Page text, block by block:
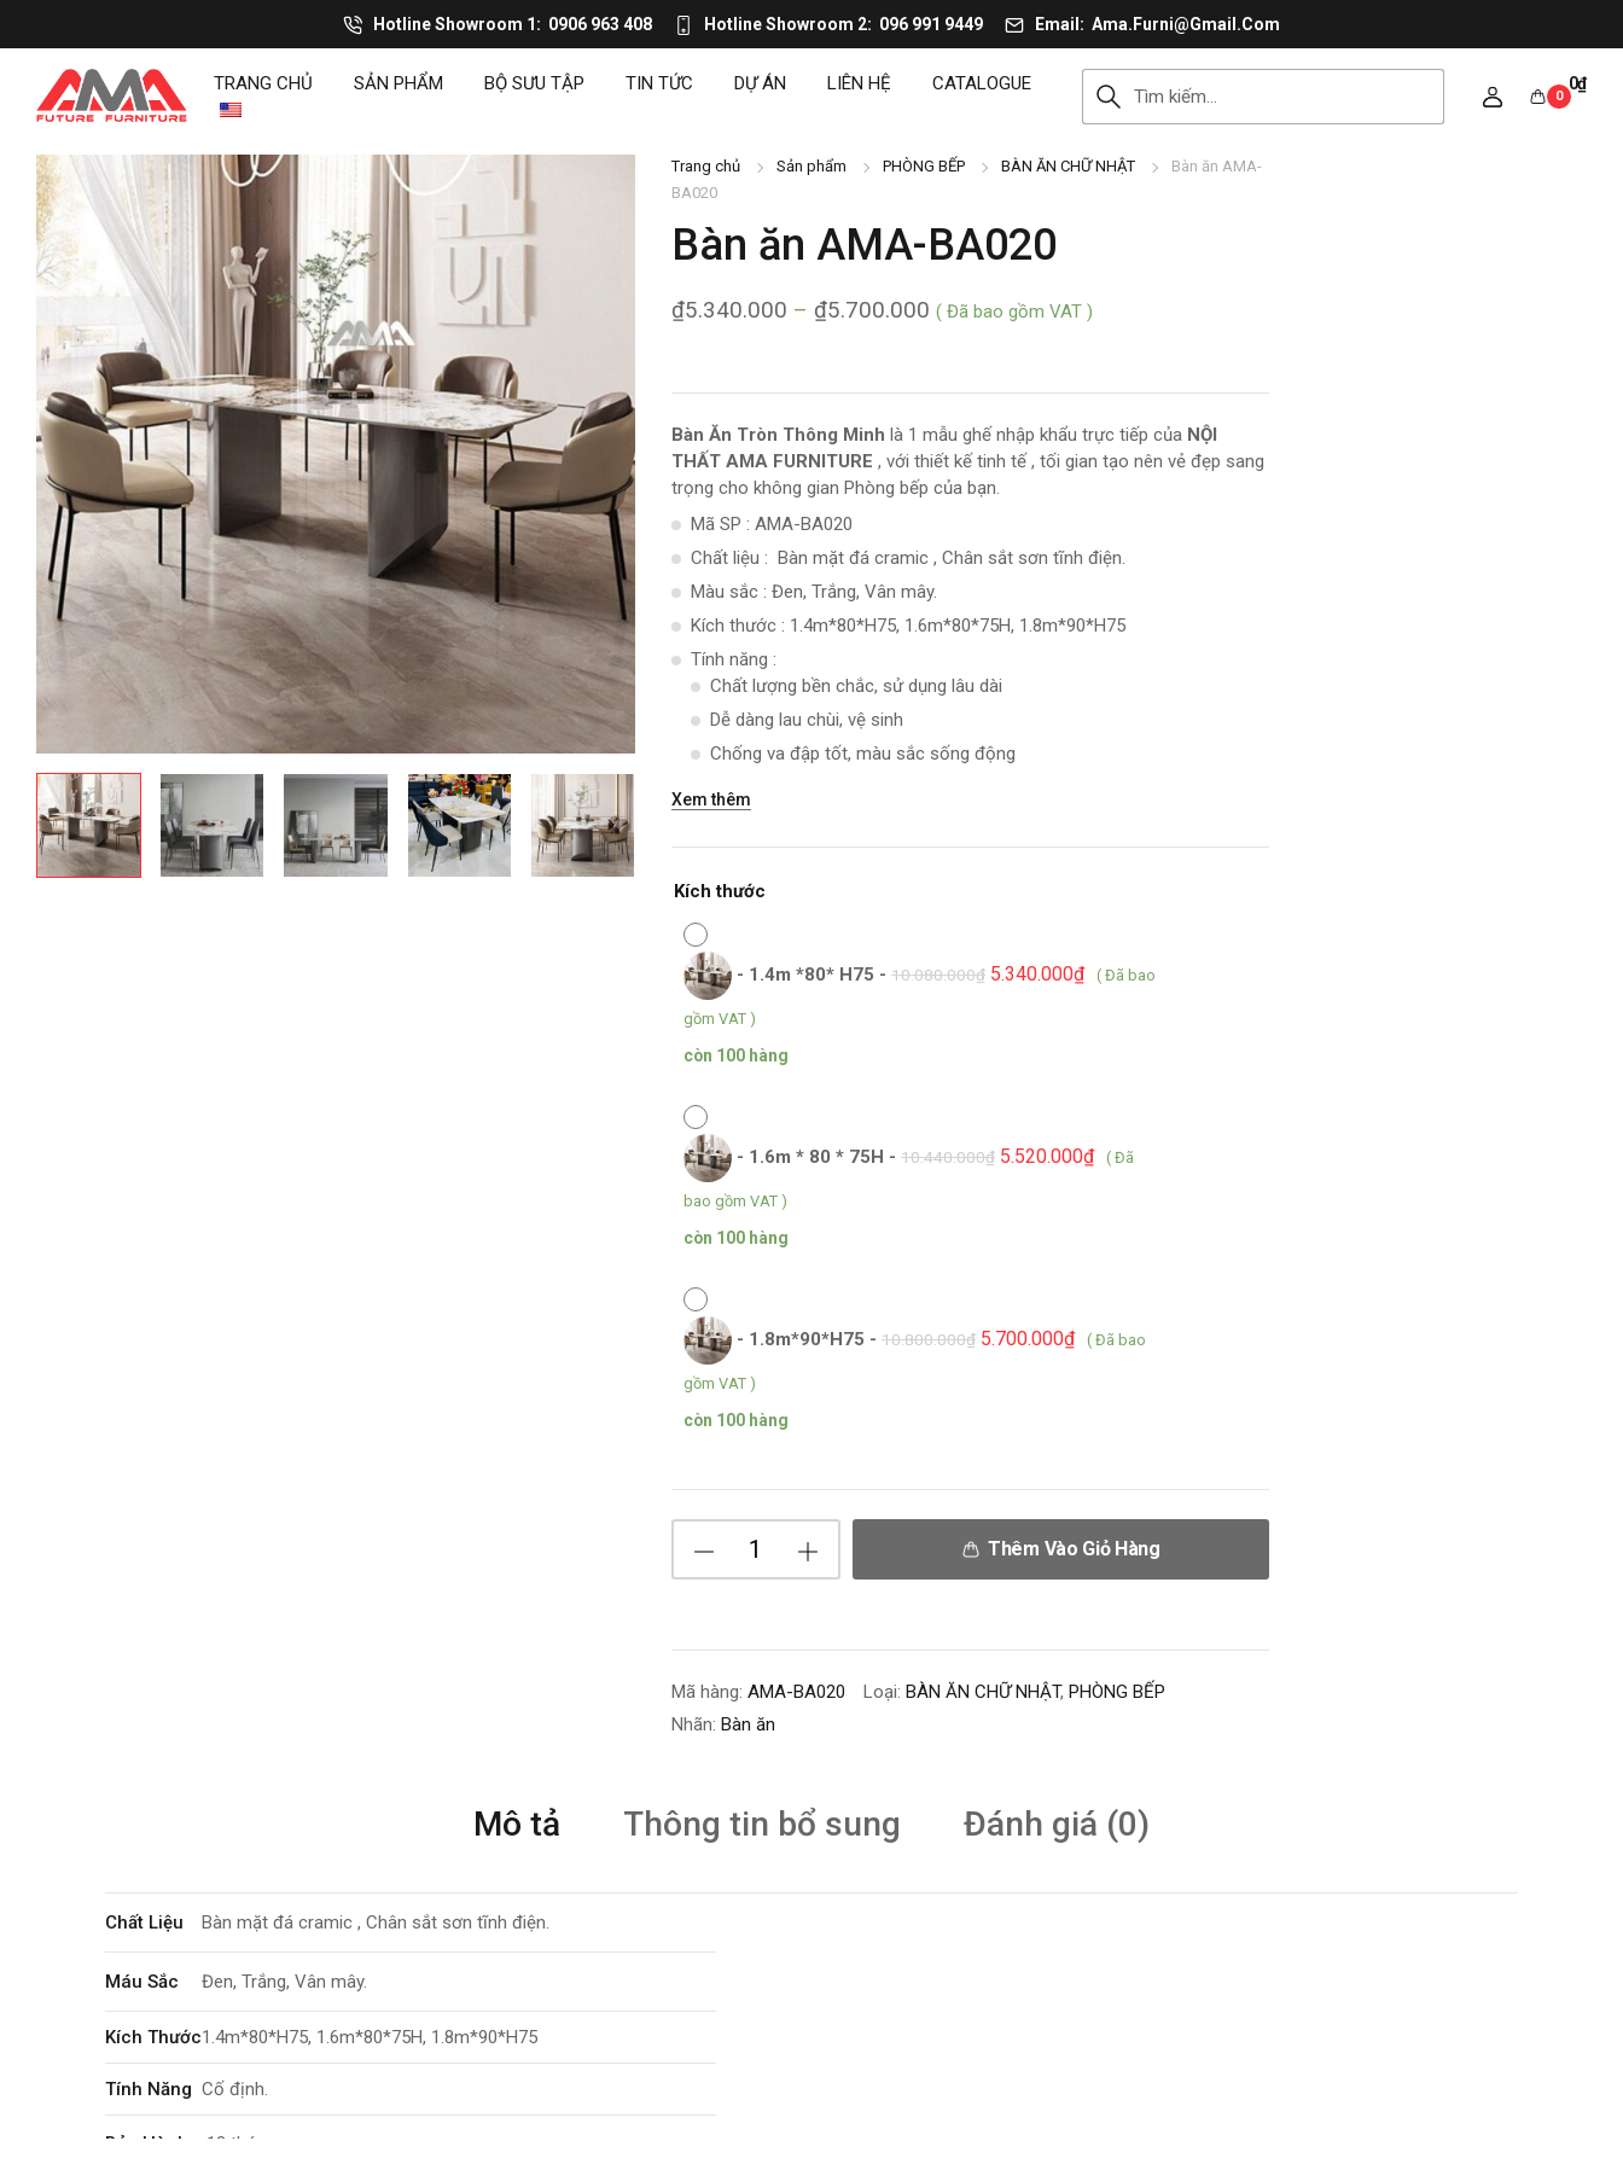
Hotline Showroom 1 0906 963 408 Hotline Showroom 2 096 991 9449 Email Ama.Furni@Gmail.Com
TRANG CHỦ SẢN PHẨM BỘ SƯU TẬP TIN TỨC DỰ ÁN LIÊN HỆ CATALOGUE 0₫
0
Trang chủ Sản phẩm PHÒNG BẾP BÀN ĂN CHỮ NHẬT
Bàn ăn AMA-
BA020
Bàn ăn AMA-BA020
5.340.000
₫ – 5.700.000
₫ ( Đã bao gồm VAT )
Bàn Ăn Tròn Thông Minh là 1 mẫu ghế nhập khẩu trực tiếp của NỘI
THẤT AMA FURNITURE , với thiết kế tinh tế , tối gian tạo nên vẻ đẹp sang
trọng cho không gian Phòng bếp của bạn.
Mã SP : AMA-BA020
Chất liệu : Bàn mặt đá cramic , Chân sắt sơn tĩnh điện.
Màu sắc : Đen, Trắng, Vân mây.
Kích thước : 1.4m*80*H75, 1.6m*80*75H, 1.8m*90*H75
Tính năng :
Chất lượng bền chắc, sử dụng lâu dài
Dễ dàng lau chùi, vệ sinh
Chống va đập tốt, màu sắc sống động
Xem thêm
Kích thước
- 1.4m *80* H75 - 10.080.000₫ 5.340.000₫ ( Đã bao
gồm VAT )
còn 100 hàng
- 1.6m * 80 * 75H - 10.440.000₫ 5.520.000₫ ( Đã
bao gồm VAT )
còn 100 hàng
- 1.8m*90*H75 - 10.800.000₫ 5.700.000₫ ( Đã bao
gồm VAT )
còn 100 hàng
Thêm Vào Giỏ Hàng
Mã hàng: AMA-BA020 Loại: BÀN ĂN CHỮ NHẬT, PHÒNG BẾP
Nhãn: Bàn ăn
Mô tả Thông tin bổ sung Đánh giá (0)
Chất Liệu Bàn mặt đá cramic , Chân sắt sơn tĩnh điện.
Máu Sắc Đen, Trắng, Vân mây.
Kích Thước1.4m*80*H75, 1.6m*80*75H, 1.8m*90*H75
Tính Năng Cố định.
Bảo Hành 12 tháng